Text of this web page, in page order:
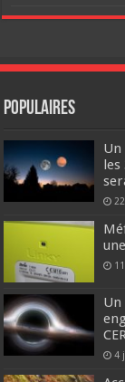
Populaires
Un
les
4